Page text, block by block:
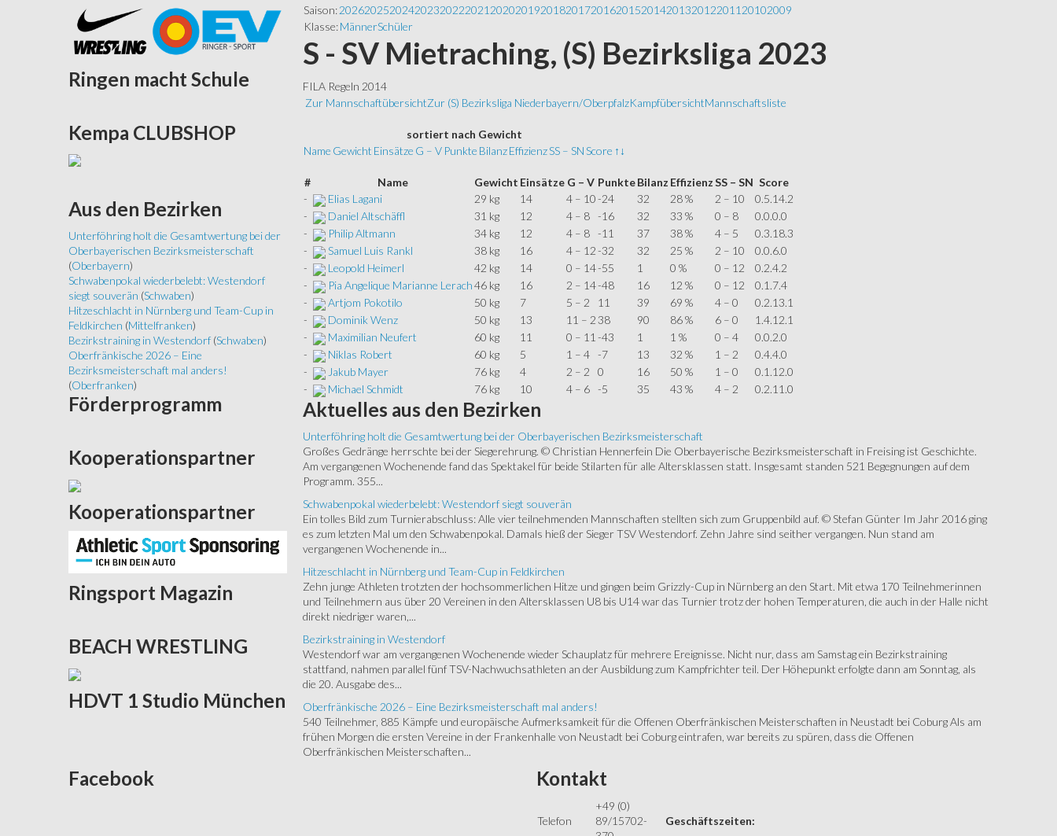
Saison: 202620252024202320222021 2020201920182017201620152014201320122011 20102009
Klasse: MännerSchüler
S - SV Mietraching, (S) Bezirksliga 2023
FILA Regeln 2014
Zur MannschaftübersichtZur (S) Bezirksliga Niederbayern/OberpfalzKampfübersichtMannschaftsliste
sortiert nach Gewicht
Name Gewicht Einsätze G – V Punkte Bilanz EffizienzSS – SNScore ↑↓
# Name Gewicht Einsätze G – V Punkte Bilanz EffizienzSS – SN Score
-
Elias Lagani 29 kg 14 4 – 10-24 32 28 % 2 – 10
0.5.14.2
-
Daniel Altschäffl 31 kg 12 4 – 8 -16 32 33 % 0 – 8
0.0.0.0
-
Philip Altmann 34 kg 12 4 – 8 -11 37 38 % 4 – 5
0.3.18.3
-
Samuel Luis Rankl 38 kg 16 4 – 12-32 32 25 % 2 – 10
0.0.6.0
-
Leopold Heimerl 42 kg 14 0 – 14-55 1 0 % 0 – 12
0.2.4.2
-
Pia Angelique Marianne Lerach46 kg 16 2 – 14-48 16 12 % 0 – 12
0.1.7.4
-
Artjom Pokotilo 50 kg 7 5 – 2 11 39 69 % 4 – 0
0.2.13.1
-
Dominik Wenz 50 kg 13 11 – 238 90 86 % 6 – 0
1.4.12.1
-
Maximilian Neufert 60 kg 11 0 – 11 -43 1 1 % 0 – 4
0.0.2.0
-
Niklas Robert 60 kg 5 1 – 4 -7 13 32 % 1 – 2
0.4.4.0
-
Jakub Mayer 76 kg 4 2 – 2 0 16 50 % 1 – 0
0.1.12.0
-
Michael Schmidt 76 kg 10 4 – 6 -5 35 43 % 4 – 2 0.2.11.0
Aktuelles aus den Bezirken
Unterföhring holt die Gesamtwertung bei der Oberbayerischen Bezirksmeisterschaft
Großes Gedränge herrschte bei der Siegerehrung. © Christian Hennerfein Die Oberbayerische Bezirksmeisterschaft in Freising ist Geschichte.
Am vergangenen Wochenende fand das Spektakel für beide Stilarten für alle Altersklassen statt. Insgesamt standen 521 Begegnungen auf dem
Programm. 355...
Schwabenpokal wiederbelebt: Westendorf siegt souverän
Ein tolles Bild zum Turnierabschluss: Alle vier teilnehmenden Mannschaften stellten sich zum Gruppenbild auf. © Stefan Günter Im Jahr 2016 ging
es zum letzten Mal um den Schwabenpokal. Damals hieß der Sieger TSV Westendorf. Zehn Jahre sind seither vergangen. Nun stand am
vergangenen Wochenende in...
Hitzeschlacht in Nürnberg und Team-Cup in Feldkirchen
Zehn junge Athleten trotzten der hochsommerlichen Hitze und gingen beim Grizzly-Cup in Nürnberg an den Start. Mit etwa 170 Teilnehmerinnen
und Teilnehmern aus über 20 Vereinen in den Altersklassen U8 bis U14 war das Turnier trotz der hohen Temperaturen, die auch in der Halle nicht
direkt niedriger waren,...
Bezirkstraining in Westendorf
Westendorf war am vergangenen Wochenende wieder Schauplatz für mehrere Ereignisse. Nicht nur, dass am Samstag ein Bezirkstraining
stattfand, nahmen parallel fünf TSV-Nachwuchsathleten an der Ausbildung zum Kampfrichter teil. Der Höhepunkt erfolgte dann am Sonntag, als
die 20. Ausgabe des...
Oberfränkische 2026 – Eine Bezirksmeisterschaft mal anders!
540 Teilnehmer, 885 Kämpfe und europäische Aufmerksamkeit für die Offenen Oberfränkischen Meisterschaften in Neustadt bei Coburg Als am
frühen Morgen die ersten Vereine in der Frankenhalle von Neustadt bei Coburg eintrafen, war bereits zu spüren, dass die Offenen
Oberfränkischen Meisterschaften...
Ringen macht Schule
Kempa CLUBSHOP
Aus den Bezirken
Unterföhring holt die Gesamtwertung bei der
Oberbayerischen Bezirksmeisterschaft
(Oberbayern)
Schwabenpokal wiederbelebt: Westendorf
siegt souverän (Schwaben)
Hitzeschlacht in Nürnberg und Team-Cup in
Feldkirchen (Mittelfranken)
Bezirkstraining in Westendorf (Schwaben)
Oberfränkische 2026 – Eine
Bezirksmeisterschaft mal anders!
(Oberfranken)
Förderprogramm
Kooperationspartner
Kooperationspartner
Ringsport Magazin
BEACH WRESTLING
HDVT 1 Studio München
Facebook Kontakt
Telefon
+49 (0)
89/15702-
Geschäftszeiten: